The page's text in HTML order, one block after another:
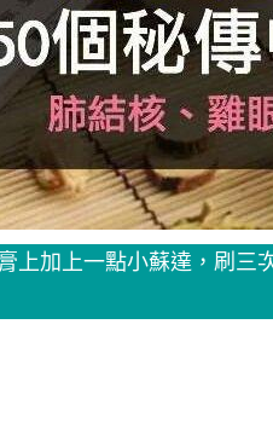
上加上一點小蘇達，刷三